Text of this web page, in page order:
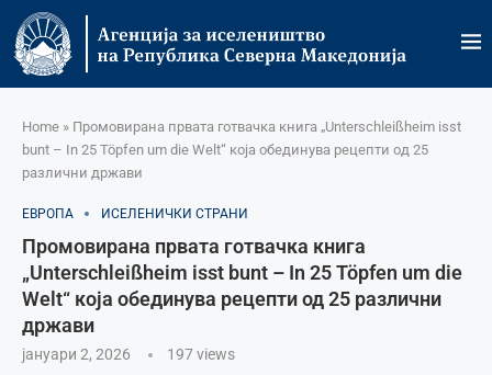
Home » Промовирана првата готвачка книга „Unterschleißheim isst
bunt – In 25 Töpfen um die Welt“ која обединува рецепти од 25
различни држави
ЕВРОПА ИСЕЛЕНИЧКИ СТРАНИ
Промовирана првата готвачка книга
„Unterschleißheim isst bunt – In 25 Töpfen um die
Welt“ која обединува рецепти од 25 различни
држави
јануари 2, 2026 197views